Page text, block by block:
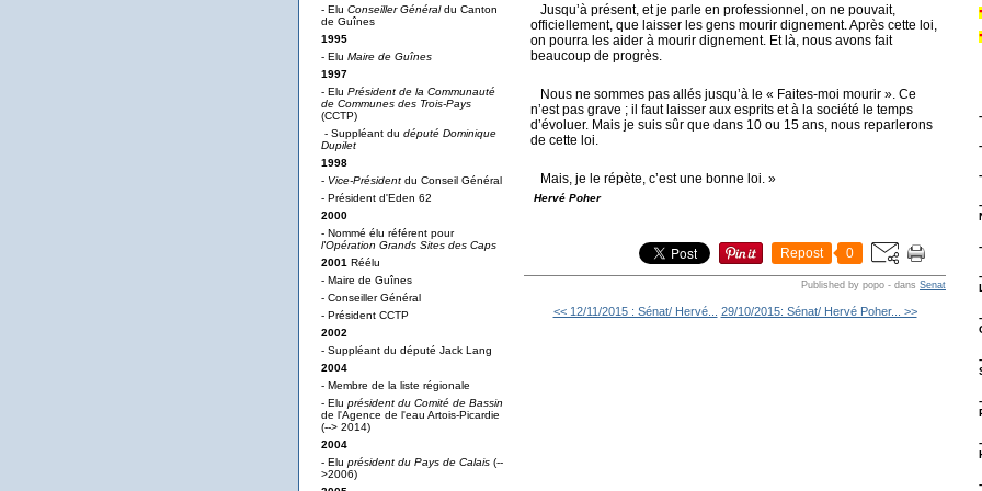
- Elu Conseiller Généraldu Canton
de Guînes
1995
- Elu Maire de Guînes
1997
- Elu Président de la Communauté
de Communes des Trois-Pays
(CCTP)
- Suppléant du député Dominique
Dupilet
1998
- Vice-Président du Conseil Général
- Président d'Eden 62
2000
- Nommé élu référent pour
l'Opération Grands Sites des Caps
2001 Réélu
- Maire de Guînes
- Conseiller Général
- Président CCTP
2002
- Suppléant du député Jack Lang
2004
- Membre de la liste régionale
- Elu président du Comité de Bassin
de l'Agence de l'eau Artois-Picardie
(--> 2014)
2004
- Elu président du Pays de Calais (--
>2006)
Jusqu’à présent, et je parle en professionnel, on ne pouvait,
officiellement, que laisser les gens mourir dignement. Après cette loi,
on pourra les aider à mourir dignement. Et là, nous avons fait
beaucoup de progrès.
Nous ne sommes pas allés jusqu’à le « Faites-moi mourir ». Ce
n’est pas grave ; il faut laisser aux esprits et à la société le temps
d’évoluer. Mais je suis sûr que dans 10 ou 15 ans, nous reparlerons
de cette loi.
Mais, je le répète, c’est une bonne loi. »
Hervé Poher
Repost 0
Published by popo - dans Senat
<< 12/11/2015 : Sénat/ Hervé... 29/10/2015: Sénat/ Hervé Poher... >>